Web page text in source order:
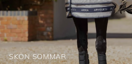
SKÖN SOMMAR